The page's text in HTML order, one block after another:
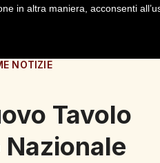
NOTIZIE
Tavolo
in altra maniera, acconsenti